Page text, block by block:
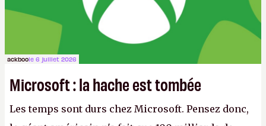
ackboole 6 juillet 2026
Microsoft : la hache est tombée
Les temps sont durs chez Microsoft. Pensez donc,